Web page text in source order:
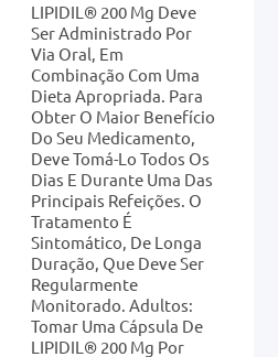
LIPIDIL® 200 Mg Deve
Ser Administrado Por
Via Oral, Em
Combinação Com Uma
Dieta Apropriada. Para
Obter O Maior Benefício
Do Seu Medicamento,
Deve Tomá-Lo Todos Os
Dias E Durante Uma Das
Principais Refeições. O
Tratamento É
Sintomático, De Longa
Duração, Que Deve Ser
Regularmente
Monitorado. Adultos:
Tomar Uma Cápsula De
LIPIDIL® 200 Mg Por